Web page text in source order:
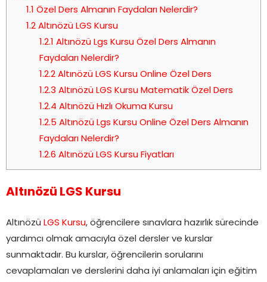
1.1 Özel Ders Almanın Faydaları Nelerdir?
1.2Altınözü LGS Kursu
1.2.1 Altınözü Lgs Kursu Özel Ders Almanın
Faydaları Nelerdir?
1.2.2 Altınözü LGS Kursu Online Özel Ders
1.2.3 Altınözü LGS Kursu Matematik Özel Ders
1.2.4 Altınözü Hızlı Okuma Kursu
1.2.5 Altınözü Lgs Kursu Online Özel Ders Almanın
Faydaları Nelerdir?
1.2.6 Altınözü LGS Kursu Fiyatları
Altınözü LGS Kursu
Altınözü LGS Kursu, öğrencilere sınavlara hazırlık sürecinde
yardımcı olmak amacıyla özel dersler ve kurslar
sunmaktadır. Bu kurslar, öğrencilerin sorularını
cevaplamaları ve derslerini daha iyi anlamaları için eğitim